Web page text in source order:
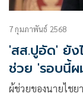
7 กุมภาพันธ์ 2568
'สส.ปูอัด' ยัง
ช่วย 'รอบนี้
ผู้ช่วยของนายไชย